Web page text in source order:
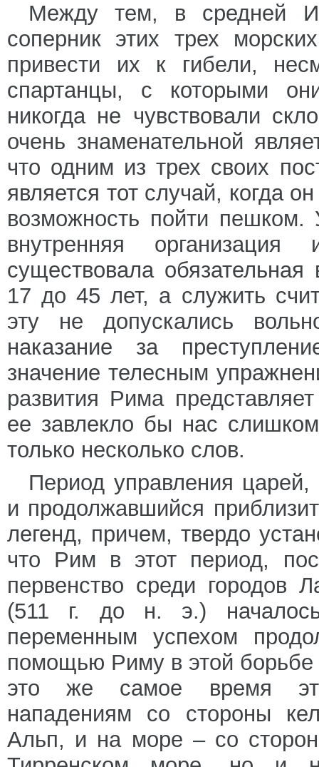
Между тем, в средней
соперник этих трех
привести их к гибели,
спартанцы, с которыми
никогда не чувствовали
очень знаменательной
что одним из трех своих
является тот случай, когда
возможность пойти
внутренняя
существовала обязательная
17 до 45 лет, а служить
эту не допускались
наказание за
значение телесным
развития Рима
ее завлекло бы нас
только несколько слов.
Период управления
и продолжавшийся
легенд, причем, твердо
что Рим в этот период,
первенство среди городов
(511 г. до н. э.) началось
переменным успехом
помощью Риму в этой борьбе
это же самое время
нападениям со стороны
Альп, и на море – со